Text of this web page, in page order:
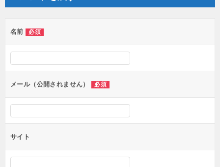
ン
名前 必須
メール（公開されません） 必須
サイト